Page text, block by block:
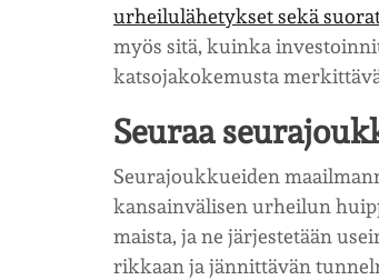
urheilulähetykset sekä
myös sitä, kuinka
katsojakokemusta
Seuraa
Seurajoukkueiden
kansainvälisen urheilun
maista, ja ne järjestetään
rikkaan ja jännittävän